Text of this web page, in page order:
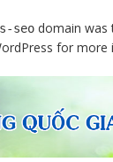
seo domain was
for more